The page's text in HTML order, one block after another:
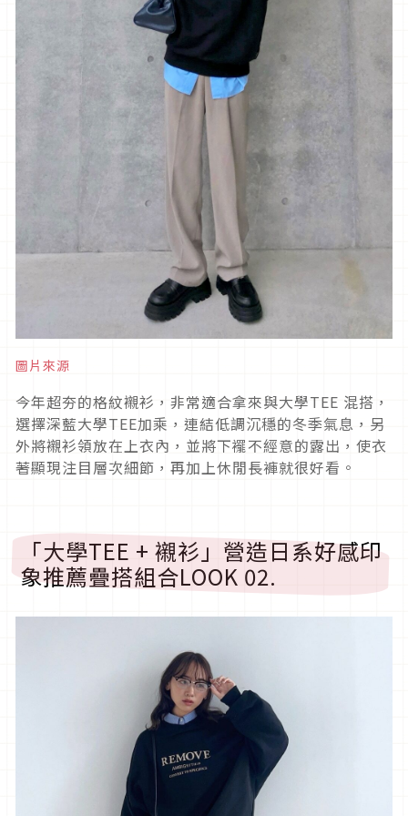
圖片來源
今年超夯的格紋襯衫，非常適合拿來與大學TEE 混搭，
選擇深藍大學TEE加乘，連結低調沉穩的冬季氣息，另
外將襯衫領放在上衣內，並將下襬不經意的露出，使衣
著顯現注目層次細節，再加上休閒長褲就很好看。
「大學TEE + 襯衫」營造日系好感印
象推薦疊搭組合LOOK 02.